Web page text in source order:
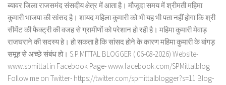
ब्यावर जिला राजसमंद संसदीय क्षेत्र में आता है। मौजूदा समय में श्रीमती महिमा
कुमारी भाजपा की सांसद है। शायद महिला कुमारी को भी यह भी पता नहीं होगा कि श्री
सीमेंट की फैक्ट्री की वजह से ग्रामीणों को परेशान हो रही है। महिमा कुमारी मेवाड़
राजघराने की सदस्य हे। हो सकता है कि सांसद होने के कारण महिमा कुमारी के बांगड़
समूह से अच्छे संबंध हो। S.P.MITTAL BLOGGER ( 06-08-2026) Website-
www.spmittal.in Facebook Page- www.facebook.com/SPMittalblog
Follow me on Twitter- https://twitter.com/spmittalblogger?s=11 Blog-